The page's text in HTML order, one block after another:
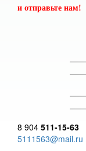
и отправьте нам!
8 904 511-15-63
5111563@mail.ru